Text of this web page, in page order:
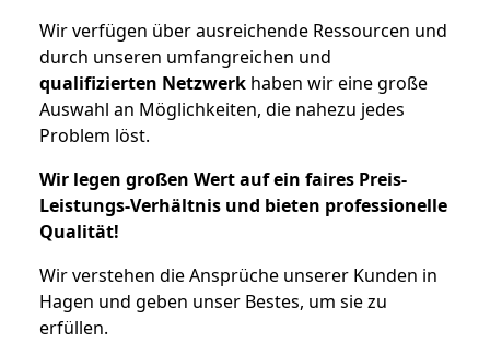
Wir verfügen über ausreichende Ressourcen und
durch unseren umfangreichen und
qualifizierten Netzwerk haben wir eine große
Auswahl an Möglichkeiten, die nahezu jedes
Problem löst.
Wir legen großen Wert auf ein faires Preis-
Leistungs-Verhältnis und bieten professionelle
Qualität!
Wir verstehen die Ansprüche unserer Kunden in
Hagen und geben unser Bestes, um sie zu
erfüllen.